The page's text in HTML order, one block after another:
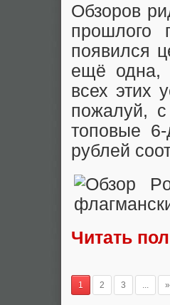
Обзоров
прошлого
появился
ещё одна,
всех этих
пожалуй,
топовые
рублей
Читать
1 2 3 ... »